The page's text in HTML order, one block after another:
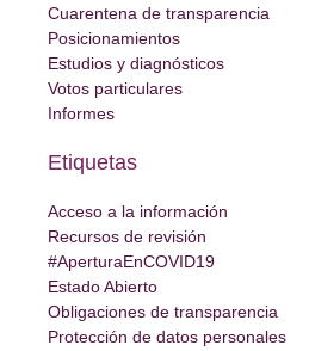
Cuarentena de transparencia
Posicionamientos
Estudios y diagnósticos
Votos particulares
Informes
Etiquetas
Acceso a la información
Recursos de revisión
#AperturaEnCOVID19
Estado Abierto
Obligaciones de transparencia
Protección de datos personales